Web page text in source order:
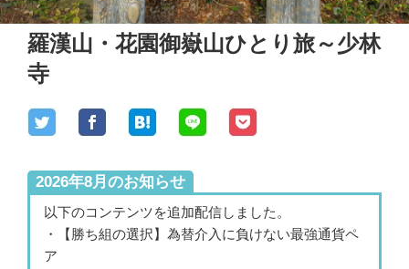
羅漢山・花園御嶽山ひとり旅～少林
寺
2026年8月のお知らせ
以下のコンテンツを追加配信しました。
・【勝ち組の選択】為替介入に負けない最強通貨ペ
ア